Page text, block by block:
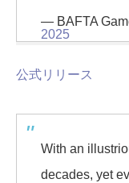
— BAFTA
2025
公式リリース
With an
decades, yet